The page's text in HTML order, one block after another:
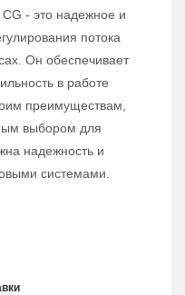
- это надежное и
потока
Он обеспечивает
в работе
преимуществам,
выбором для
надежность и
системами.